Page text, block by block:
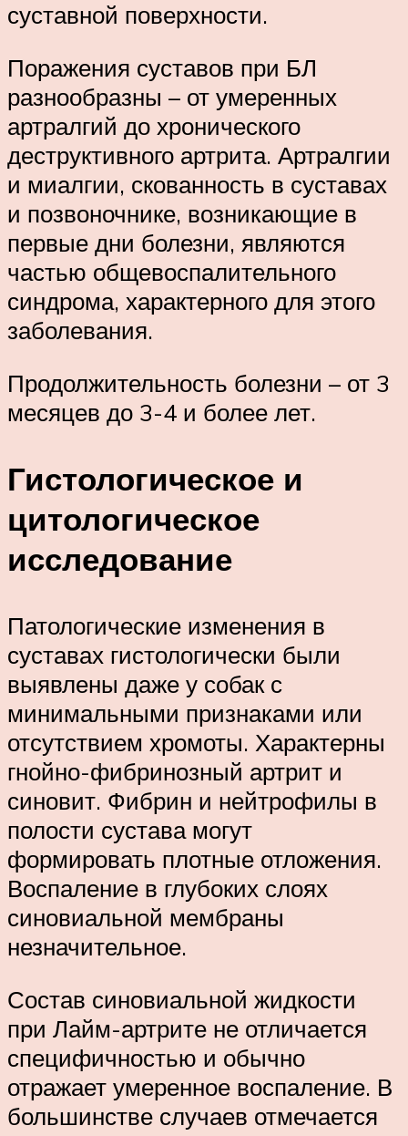
суставной поверхности.
Поражения суставов при БЛ
разнообразны – от умеренных
артралгий до хронического
деструктивного артрита. Артралгии
и миалгии, скованность в суставах
и позвоночнике, возникающие в
первые дни болезни, являются
частью общевоспалительного
синдрома, характерного для этого
заболевания.
Продолжительность болезни – от 3
месяцев до 3-4 и более лет.
Гистологическое и
цитологическое
исследование
Патологические изменения в
суставах гистологически были
выявлены даже у собак с
минимальными признаками или
отсутствием хромоты. Характерны
гнойно-фибринозный артрит и
синовит. Фибрин и нейтрофилы в
полости сустава могут
формировать плотные отложения.
Воспаление в глубоких слоях
синовиальной мембраны
незначительное.
Состав синовиальной жидкости
при Лайм-артрите не отличается
специфичностью и обычно
отражает умеренное воспаление. В
большинстве случаев отмечается